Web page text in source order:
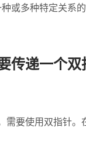
或多种特定关系
传递一个
需要使用双指针